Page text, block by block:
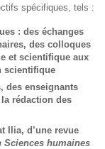
spécifiques, tels :
: des échanges
des colloques
et scientifique aux
scientifique
des enseignants
rédaction des
Ilia, d’une revue
humaines